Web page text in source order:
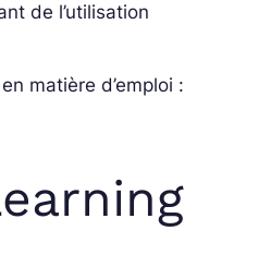
de l’utilisation
en matière d’emploi :